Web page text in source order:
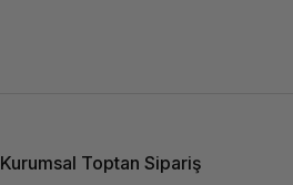
Kurumsal Toptan Sipariş